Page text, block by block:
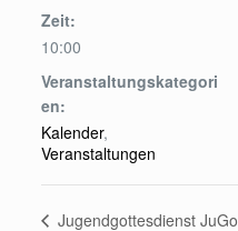
Zeit:
10:00
Veranstaltungskategori
en:
Kalender,
Veranstaltungen
Jugendgottesdienst JuGo